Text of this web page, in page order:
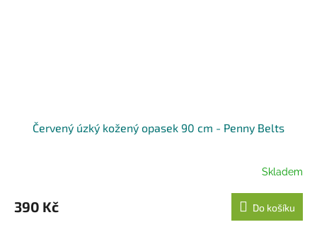
Červený úzký kožený opasek 90 cm - Penny Belts
Skladem
390 Kč Do košíku